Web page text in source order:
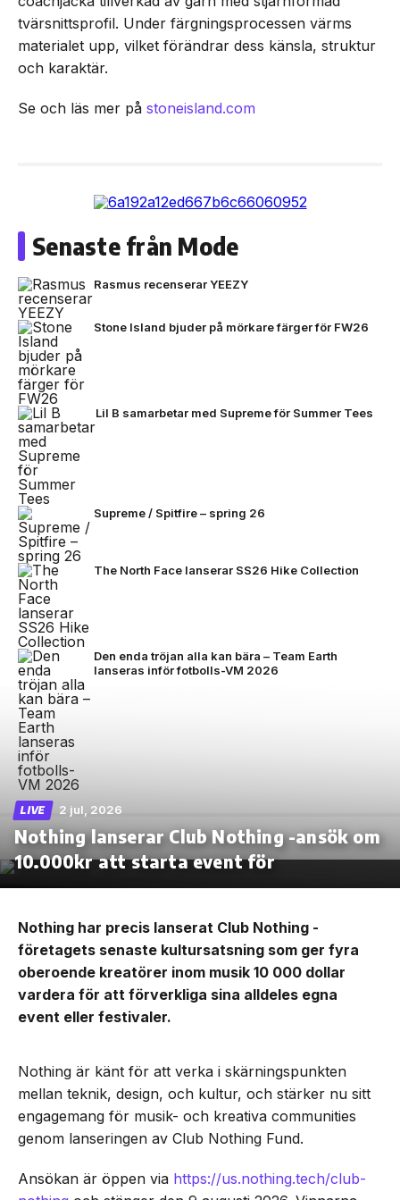
tvärsnittsprofil. Under färgningsprocessen värms
materialet upp, vilket förändrar dess känsla, struktur
och karaktär.
Se och läs mer på stoneisland.com
Senaste från Mode
Rasmus recenserar YEEZY
Stone Island bjuder på mörkare färger för FW26
Lil B samarbetar med Supreme för Summer Tees
Supreme / Spitfire – spring 26
The North Face lanserar SS26 Hike Collection
Den enda tröjan alla kan bära – Team Earth
lanseras inför fotbolls-VM 2026
LIVE 2 jul, 2026
Nothing lanserar Club Nothing -ansök om
10.000kr att starta event för
Nothing har precis lanserat Club Nothing -
företagets senaste kultursatsning som ger fyra
oberoende kreatörer inom musik 10 000 dollar
vardera för att förverkliga sina alldeles egna
event eller festivaler.
Nothing är känt för att verka i skärningspunkten
mellan teknik, design, och kultur, och stärker nu sitt
engagemang för musik- och kreativa communities
genom lanseringen av Club Nothing Fund.
Ansökan är öppen via https://us.nothing.tech/club-